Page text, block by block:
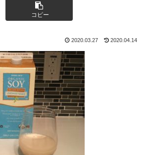
コピー
2020.03.27 2020.04.14